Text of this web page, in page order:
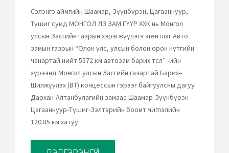
Сэлэнгэ аймгийн Шаамар, Зүүнбүрэн, Цагааннуур,
Түшиг сумд МОНГОЛ ЛЗ ЗАМ ГҮҮР ХХК нь Монгол
улсын Засгийн газрын хэрэгжүүлэгч агентлаг Авто
замын газрын “Олон улс, улсын болон орон нутгийн
чанартай нийт 5572 км автозам барих төсөл” -ийн
хүрээнд Монгол улсын Засгийн газартай Барих–
Шилжүүлэх (BT) концессын гэрээг байгуулсны дагуу
Дархан-Алтанбулагийн замаас Шаамар-Зүүнбүрэн-
Цагааннуур-Түшиг-Зэлтэрийн боомт чиглэлийн
120.85 км хатуу